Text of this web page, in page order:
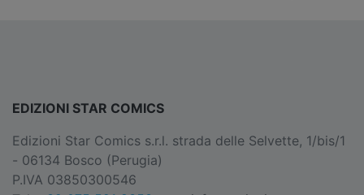
EDIZIONI STAR COMICS
Edizioni Star Comics s.r.l. strada delle Selvette, 1/bis/1
- 06134 Bosco (Perugia)
P.IVA 03850300546